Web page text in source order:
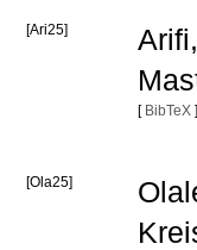
[Ari25]
[ BibTeX ]
[Ola25]